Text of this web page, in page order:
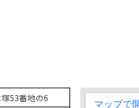
53番地の6